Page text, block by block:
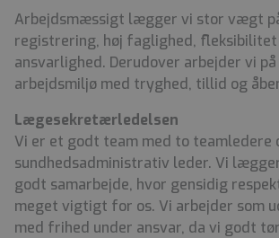
Arbejdsmæssigt lægger vi stor vægt
registrering, høj faglighed,
ansvarlighed. Derudover arbejder vi
arbejdsmiljø med tryghed, tillid og
Lægesekretærledelsen
Vi er et godt team med to teamledere
sundhedsadministrativ leder. Vi
godt samarbejde, hvor gensidig
meget vigtigt for os. Vi arbejder som
med frihed under ansvar, da vi godt